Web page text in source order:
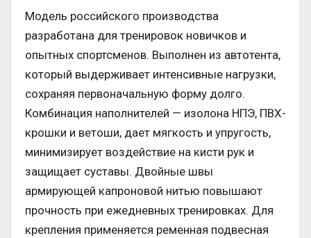
Модель российского производства
разработана для тренировок новичков и
опытных спортсменов. Выполнен из автотента,
который выдерживает интенсивные нагрузки,
сохраняя первоначальную форму долго.
Комбинация наполнителей — изолона НПЭ, ПВХ-
крошки и ветоши, дает мягкость и упругость,
минимизирует воздействие на кисти рук и
защищает суставы. Двойные швы
армирующей капроновой нитью повышают
прочность при ежедневных тренировках. Для
крепления применяется ременная подвесная